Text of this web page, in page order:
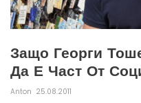
Защо Георги
Да Е Част От
Anton 25.08.2011